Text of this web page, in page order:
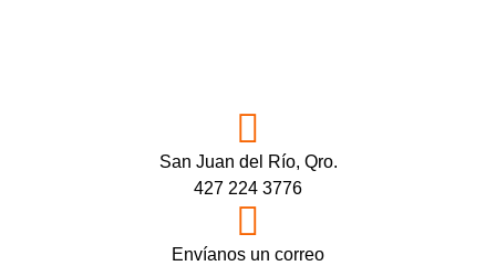
San Juan del Río, Qro.
427 224 3776
Envíanos un correo